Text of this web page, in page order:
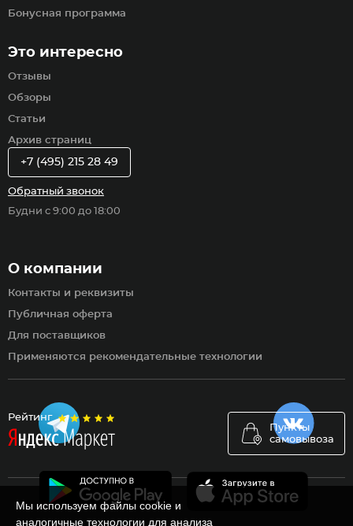
Рейтинг
Пункты
самовывоза
Бонусная программа
Это интересно
Отзывы
Обзоры
Статьи
Архив страниц
О компании
Контакты и реквизиты
Публичная оферта
Для поставщиков
Применяются рекомендательные технологии
+7 (495) 215 28 49
Обратный звонок
Будни с 9:00 до 18:00
Мы используем файлы cookie и
аналогичные технологии для анализа